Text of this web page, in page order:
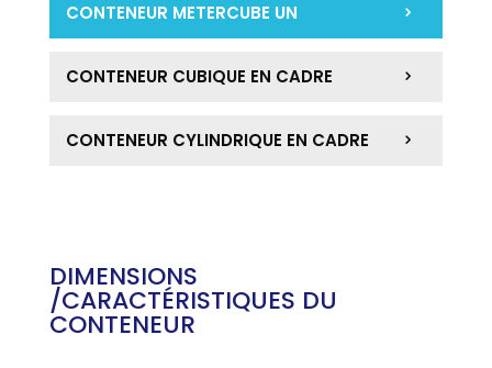
CONTENEUR METERCUBE UN
CONTENEUR CUBIQUE EN CADRE
CONTENEUR CYLINDRIQUE EN CADRE
DIMENSIONS
/CARACTÉRISTIQUES DU
CONTENEUR